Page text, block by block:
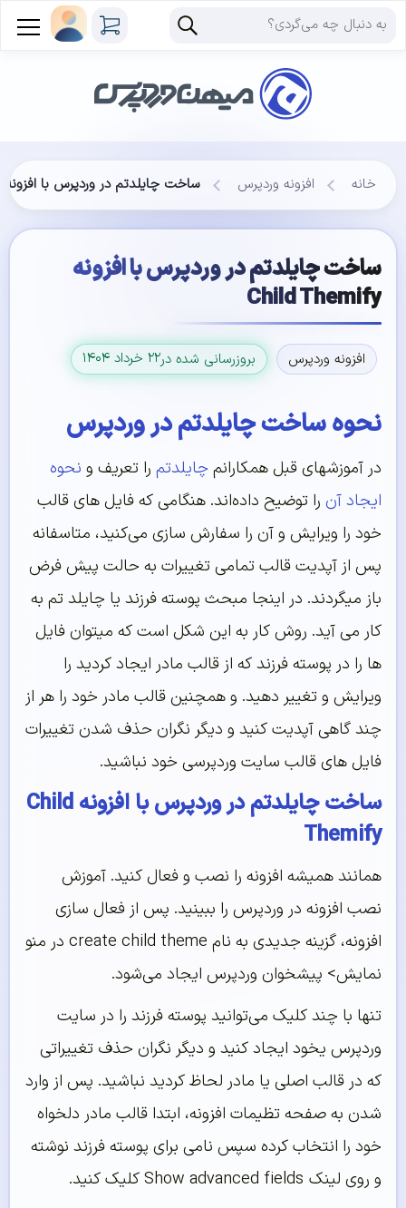
خانه افزونه وردپرس ساخت چایلدتم در وردپرس با افزونه Child Themify
ساخت چایلدتم در وردپرس با افزونه
Child Themify
افزونه وردپرس بروزرسانی شده در۲۲ خرداد ۱۴۰۴
نحوه ساخت چایلدتم در وردپرس
در آموزشهای قبل همکارانم چایلدتم را تعریف و نحوه
ایجاد آن را توضیح داده‌اند. هنگامی که فایل های قالب
خود را ویرایش و آن را سفارش سازی می‌کنید، متاسفانه
پس از آپدیت قالب تمامی تغییرات به حالت پیش فرض
باز میگردند. در اینجا مبحث پوسته فرزند یا چایلد تم به
کار می آید. روش کار به این شکل است که میتوان فایل
ها را در پوسته فرزند که از قالب مادر ایجاد کردید را
ویرایش و تغییر دهید. و همچنین قالب مادر خود را هر از
چند گاهی آپدیت کنید و دیگر نگران حذف شدن تغییرات
فایل های قالب سایت وردپرسی خود نباشید.
ساخت چایلدتم در وردپرس با افزونه Child
Themify
همانند همیشه افزونه را نصب و فعال کنید. آموزش
نصب افزونه در وردپرس را ببینید. پس از فعال سازی
افزونه، گزینه جدیدی به نام create child theme در منو
نمایش> پیشخوان وردپرس ایجاد می‌شود.
تنها با چند کلیک می‌توانید پوسته فرزند را در سایت
وردپرس یخود ایجاد کنید و دیگر نگران حذف تغییراتی
که در قالب اصلی یا مادر لحاظ کردید نباشید. پس از وارد
شدن به صفحه تظیمات افزونه، ابتدا قالب مادر دلخواه
خود را انتخاب کرده سپس نامی برای پوسته فرزند نوشته
و روی لینک Show advanced fields کلیک کنید.